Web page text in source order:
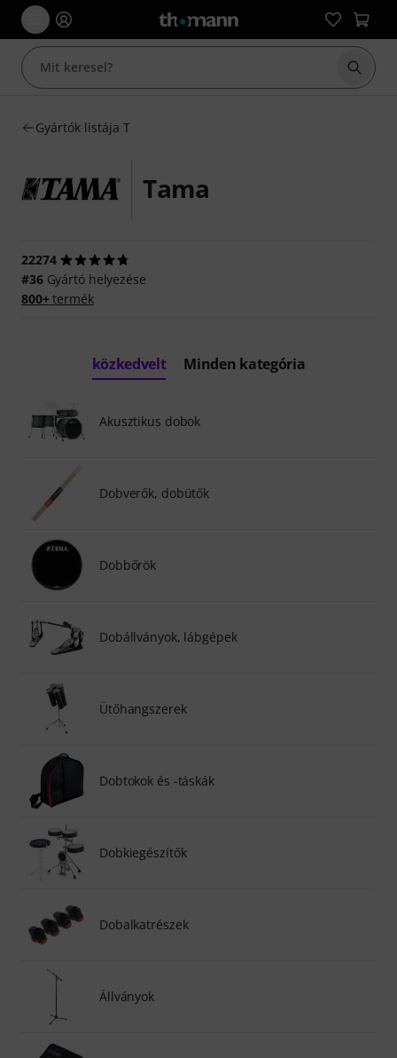
Gyártók listája T
Tama
22274
#36Gyártó helyezése
800+termék
közkedvelt Minden kategória
Akusztikus dobok
Dobverők, dobütők
Dobbőrök
Dobállványok, lábgépek
Ütőhangszerek
Dobtokok és -táskák
Dobkiegészítők
Dobalkatrészek
Állványok